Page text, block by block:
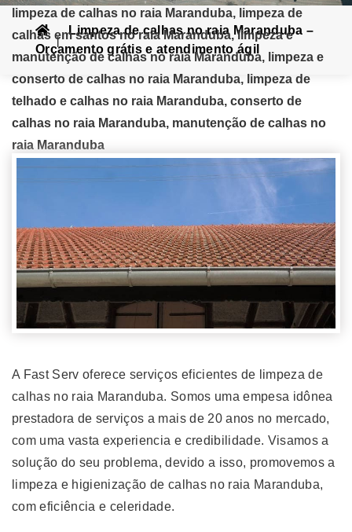
limpeza de calhas no raia Maranduba, limpeza de
calhas em santos no raia Maranduba, limpeza e
manutenção de calhas no raia Maranduba, limpeza e
conserto de calhas no raia Maranduba, limpeza de
telhado e calhas no raia Maranduba, conserto de
calhas no raia Maranduba, manutenção de calhas no
raia Maranduba
Limpeza de calhas no raia Maranduba –
Orçamento grátis e atendimento ágil
A Fast Serv oferece serviços eficientes de limpeza de
calhas no raia Maranduba. Somos uma empesa idônea
prestadora de serviços a mais de 20 anos no mercado,
com uma vasta experiencia e credibilidade. Visamos a
solução do seu problema, devido a isso, promovemos a
limpeza e higienização de calhas no raia Maranduba,
com eficiência e celeridade.